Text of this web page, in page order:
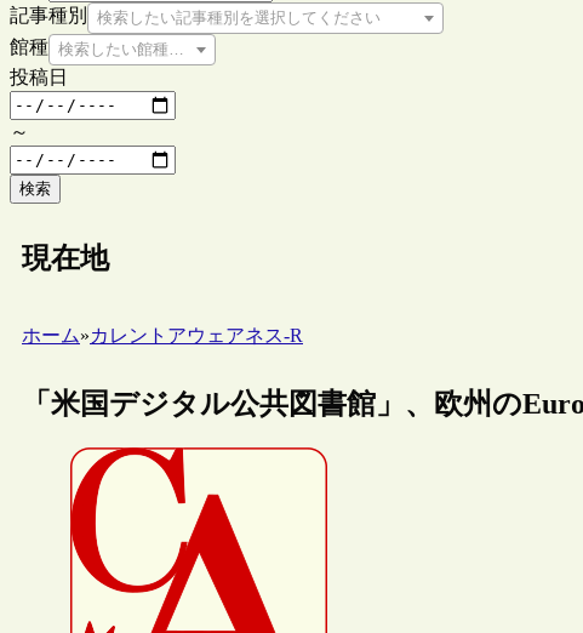
記事種別
検索したい記事種別を選択してください
館種 検索したい館種を選択してください
投稿日
～
検索
現在地
ホーム»カレントアウェアネス-R
「米国デジタル公共図書館」、欧州の